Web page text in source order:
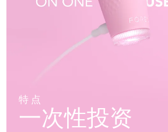
特点
一次性投资